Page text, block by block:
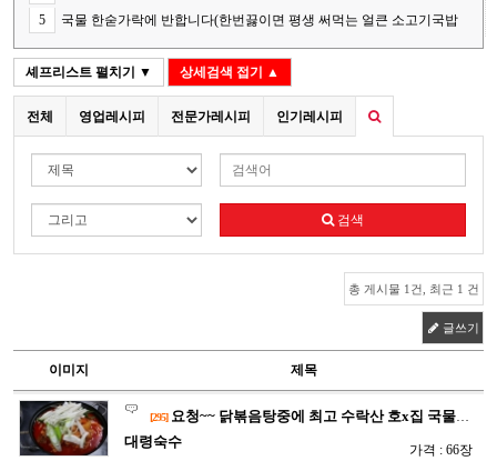
5
국물 한숟가락에 반합니다(한번끓이면 평생 써먹는 얼큰 소고기국밥
의 핵심 비법) [S83848]
셰프리스트 펼치기 ▼ 상세검색 접기 ▲
전체 영업레시피 전문가레시피 인기레시피
검색
총 게시물 1건, 최근 1 건
글쓰기
이미지 제목
[295] 요청~~ 닭볶음탕중에 최고 수락산 호x집 국물닭볶음탕 탕 탕 탕…
대령숙수
가격 : 66장